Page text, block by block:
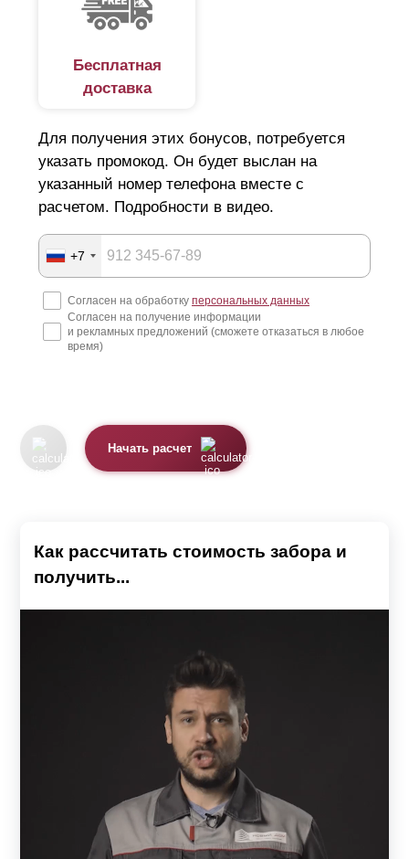
Бесплатная
доставка
Для получения этих бонусов, потребуется
указать промокод. Он будет выслан на
указанный номер телефона вместе с
расчетом. Подробности в видео.
+7
Согласен на обработку персональных данных
Согласен на получение информации
и рекламных предложений (сможете отказаться в любое
время)
Начать расчет
Как рассчитать стоимость забора и
получить...